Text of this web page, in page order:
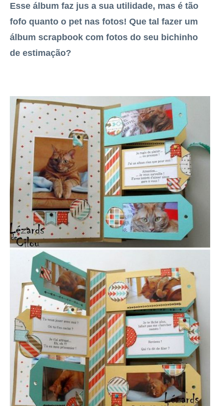
Esse álbum faz jus a sua utilidade, mas é tão
fofo quanto o pet nas fotos! Que tal fazer um
álbum scrapbook com fotos do seu bichinho
de estimação?